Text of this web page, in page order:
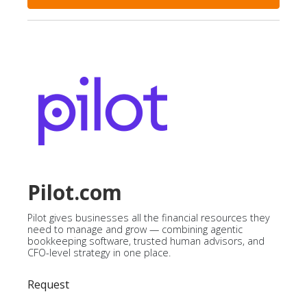
Pilot.com
Pilot gives businesses all the financial resources they
need to manage and grow — combining agentic
bookkeeping software, trusted human advisors, and
CFO-level strategy in one place.
Request